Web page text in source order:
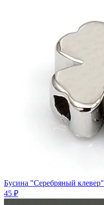
Бусина "Серебряный клевер"
45 ₽